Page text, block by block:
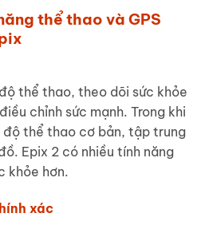
thể thao và GPS
thể thao, theo dõi sức khỏe
chỉnh sức mạnh. Trong khi
thể thao cơ bản, tập trung
Epix 2 có nhiều tính năng
khỏe hơn.
xác